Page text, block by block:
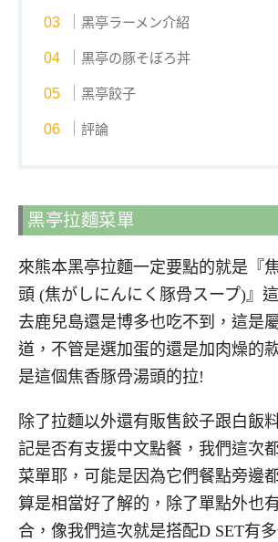
黑亭ラーメン介紹
黒亭の豚そぼろ丼
黑亭餃子
評論
黑亭拉麵菜單
來熊本黑亭拉麵一定要點的就是『
頭 (焦がしにんにく豚骨スープ)』
去鹿兒島還是博多也吃不到，這是
道，不管是選加蛋的還是加肉燥的
是這個焦香豚骨湯頭的拉!
除了拉麵以外還有販售餃子跟白飯
記是否有支援中文點餐，我們這次
菜單耶，可能是因為它們餐點旁邊
算是相當好了解的，除了單點外也
合，像我們這次就是搭配D SET有